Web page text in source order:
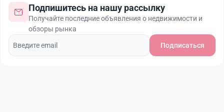
Подпишитесь на нашу рассылку
Получайте последние объявления о недвижимости и
обзоры рынка
Подписаться